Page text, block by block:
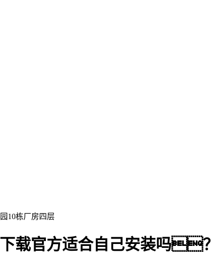
10栋厂房四层
载官方适合自己安装吗？